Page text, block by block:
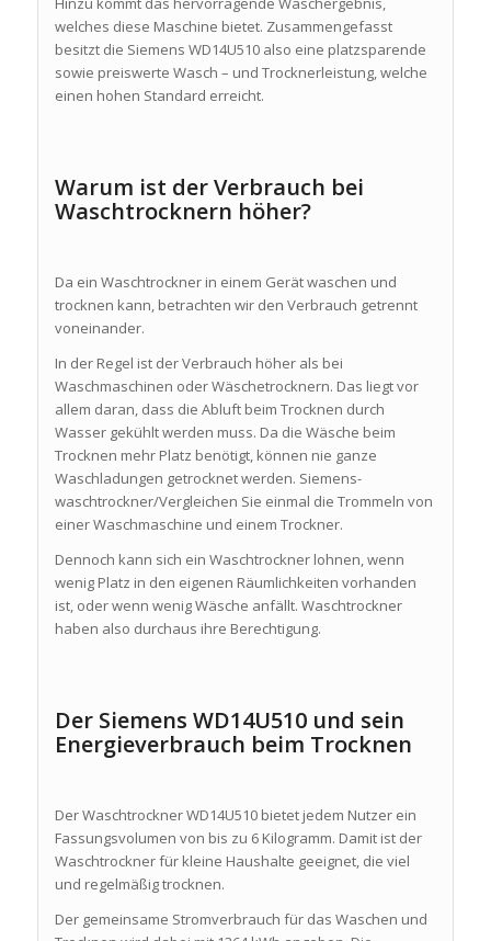
welches diese Maschine bietet. Zusammengefasst
besitzt die Siemens WD14U510 also eine platzsparende
sowie preiswerte Wasch – und Trocknerleistung, welche
einen hohen Standard erreicht.
Warum ist der Verbrauch bei
Waschtrocknern höher?
Da ein Waschtrockner in einem Gerät waschen und
trocknen kann, betrachten wir den Verbrauch getrennt
voneinander.
In der Regel ist der Verbrauch höher als bei
Waschmaschinen oder Wäschetrocknern. Das liegt vor
allem daran, dass die Abluft beim Trocknen durch
Wasser gekühlt werden muss. Da die Wäsche beim
Trocknen mehr Platz benötigt, können nie ganze
Waschladungen getrocknet werden. Siemens-
waschtrockner/Vergleichen Sie einmal die Trommeln von
einer Waschmaschine und einem Trockner.
Dennoch kann sich ein Waschtrockner lohnen, wenn
wenig Platz in den eigenen Räumlichkeiten vorhanden
ist, oder wenn wenig Wäsche anfällt. Waschtrockner
haben also durchaus ihre Berechtigung.
Der Siemens WD14U510 und sein
Energieverbrauch beim Trocknen
Der Waschtrockner WD14U510 bietet jedem Nutzer ein
Fassungsvolumen von bis zu 6 Kilogramm. Damit ist der
Waschtrockner für kleine Haushalte geeignet, die viel
und regelmäßig trocknen.
Der gemeinsame Stromverbrauch für das Waschen und